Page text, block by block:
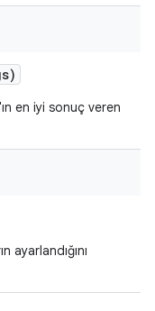
'ın en iyi sonuç veren
ayarlandığını